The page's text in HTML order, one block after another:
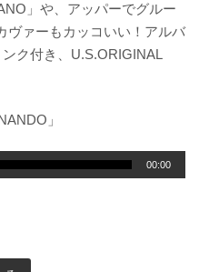
」や、アッパーでグルー
ヴァーもカッコいい！アルバ
ク付き、U.S.ORIGINAL
」
00:00